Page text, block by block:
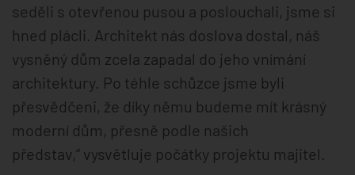
seděli s otevřenou pusou a poslouchali, jsme si
hned plácli. Architekt nás doslova dostal, náš
vysněný dům zcela zapadal do jeho vnímání
architektury. Po téhle schůzce jsme byli
přesvědčeni, že díky němu budeme mít krásný
moderní dům, přesně podle našich
představ,“ vysvětluje počátky projektu majitel.